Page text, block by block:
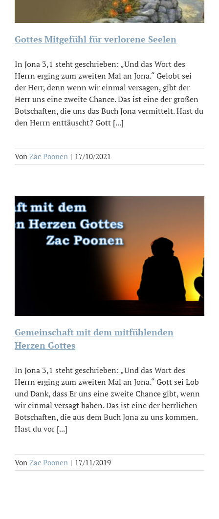
Gottes Mitgefühl für verlorene Seelen
In Jona 3,1 steht geschrieben: „Und das Wort des
Herrn erging zum zweiten Mal an Jona.“ Gelobt sei
der Herr, denn wenn wir einmal versagen, gibt der
Herr uns eine zweite Chance. Das ist eine der großen
Botschaften, die uns das Buch Jona vermittelt. Hast du
den Herrn enttäuscht? Gott [...]
Von Zac Poonen | 17/10/2021
Gemeinschaft mit dem mitfühlenden
Herzen Gottes
In Jona 3,1 steht geschrieben: „Und das Wort des
Herrn erging zum zweiten Mal an Jona.“ Gott sei Lob
und Dank, dass Er uns eine zweite Chance gibt, wenn
wir einmal versagt haben. Das ist eine der herrlichen
Botschaften, die aus dem Buch Jona zu uns kommen.
Hast du vor [...]
Von Zac Poonen | 17/11/2019